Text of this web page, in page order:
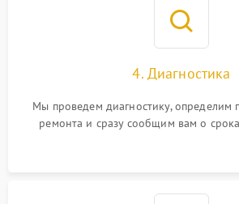
4. Диагностика
Мы проведем диагностику, определим
ремонта и сразу сообщим вам о